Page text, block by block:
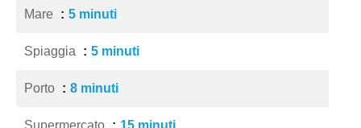
Mare 5 minuti
Spiaggia 5 minuti
Porto 8 minuti
Supermercato 15 minuti